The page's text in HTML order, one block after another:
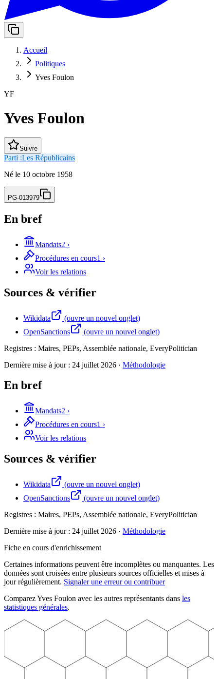
Accueil
Politiques
Yves Foulon
YF
Yves Foulon
Suivre
Parti :Les Républicains
Né le 10 octobre 1958
PG-013979
En bref
Mandats2 ›
Procédures en cours1 ›
Voir les relations
Sources & vérifier
Wikidata
(ouvre un nouvel onglet)
OpenSanctions
(ouvre un nouvel onglet)
Registres : Maires, PEPs, Assemblée nationale, EveryPolitician
Dernière mise à jour : 24 juillet 2026 · Méthodologie
En bref
Mandats2 ›
Procédures en cours1 ›
Voir les relations
Sources & vérifier
Wikidata
(ouvre un nouvel onglet)
OpenSanctions
(ouvre un nouvel onglet)
Registres : Maires, PEPs, Assemblée nationale, EveryPolitician
Dernière mise à jour : 24 juillet 2026 · Méthodologie
Fiche en cours d'enrichissement
Certaines informations peuvent être incomplètes ou manquantes. Les
données sont croisées entre plusieurs sources officielles et mises à
jour régulièrement. Signaler une erreur ou contribuer
ComparezYves Foulon avec les autres représentants dans les
statistiques générales.